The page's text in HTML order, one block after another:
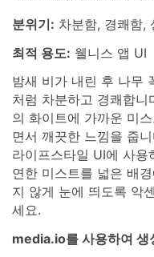
분위기: 차분함, 경쾌함,
최적 용도: 웰니스 앱 UI
밤새 비가 내린 후 나무
처럼 차분하고 경쾌합
의 화이트에 가까운 미
면서 깨끗한 느낌을 줍
라이프스타일 UI에 사
연한 미스트를 넓은 배
지 않게 눈에 띄도록 악
세요.
media.io를 사용하여 생